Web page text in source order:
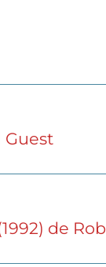
Guest
de